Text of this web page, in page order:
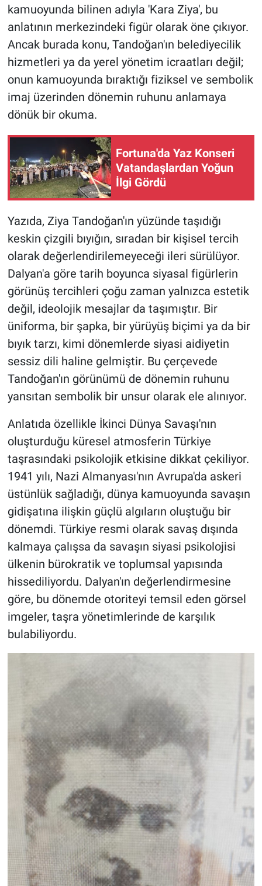
kamuoyunda bilinen adıyla 'Kara Ziya', bu
anlatının merkezindeki figür olarak öne çıkıyor.
Ancak burada konu, Tandoğan'ın belediyecilik
hizmetleri ya da yerel yönetim icraatları değil;
onun kamuoyunda bıraktığı fiziksel ve sembolik
imaj üzerinden dönemin ruhunu anlamaya
dönük bir okuma.
Fortuna'da Yaz Konseri
Vatandaşlardan Yoğun
İlgi Gördü
Yazıda, Ziya Tandoğan'ın yüzünde taşıdığı
keskin çizgili bıyığın, sıradan bir kişisel tercih
olarak değerlendirilemeyeceği ileri sürülüyor.
Dalyan'a göre tarih boyunca siyasal figürlerin
görünüş tercihleri çoğu zaman yalnızca estetik
değil, ideolojik mesajlar da taşımıştır. Bir
üniforma, bir şapka, bir yürüyüş biçimi ya da bir
bıyık tarzı, kimi dönemlerde siyasi aidiyetin
sessiz dili haline gelmiştir. Bu çerçevede
Tandoğan'ın görünümü de dönemin ruhunu
yansıtan sembolik bir unsur olarak ele alınıyor.
Anlatıda özellikle İkinci Dünya Savaşı'nın
oluşturduğu küresel atmosferin Türkiye
taşrasındaki psikolojik etkisine dikkat çekiliyor.
1941 yılı, Nazi Almanyası'nın Avrupa'da askeri
üstünlük sağladığı, dünya kamuoyunda savaşın
gidişatına ilişkin güçlü algıların oluştuğu bir
dönemdi. Türkiye resmi olarak savaş dışında
kalmaya çalışsa da savaşın siyasi psikolojisi
ülkenin bürokratik ve toplumsal yapısında
hissediliyordu. Dalyan'ın değerlendirmesine
göre, bu dönemde otoriteyi temsil eden görsel
imgeler, taşra yönetimlerinde de karşılık
bulabiliyordu.